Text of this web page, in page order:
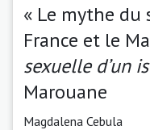
« Le mythe du
France et le
sexuelle d’un
Marouane
Magdalena Cebula